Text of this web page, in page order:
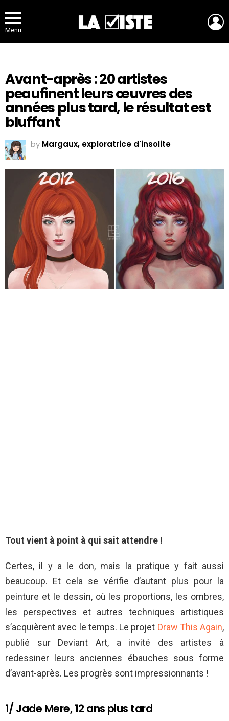
Menu
Avant-après : 20 artistes
peaufinent leurs œuvres des
années plus tard, le résultat est
bluffant
by Margaux, exploratrice d'insolite
Tout vient à point à qui sait attendre !
Certes, il y a le don, mais la pratique y fait aussi
beaucoup. Et cela se vérifie d’autant plus pour la
peinture et le dessin, où les proportions, les ombres,
les perspectives et autres techniques artistiques
s’acquièrent avec le temps. Le projet Draw This Again,
publié sur Deviant Art, a invité des artistes à
redessiner leurs anciennes ébauches sous forme
d’avant-après. Les progrès sont impressionnants !
1/ Jade Mere, 12 ans plus tard